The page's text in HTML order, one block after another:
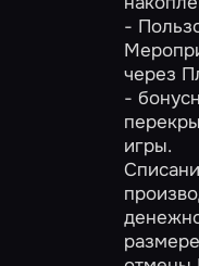
-
через
-
игры.